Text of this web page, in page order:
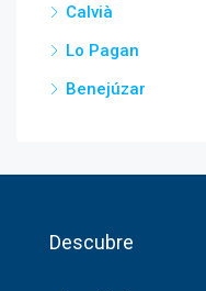
Calvià
Lo Pagan
Benejúzar
Descubre